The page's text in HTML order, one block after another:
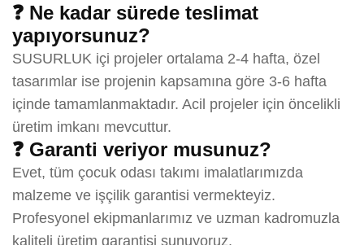
❓ Ne kadar sürede teslimat
yapıyorsunuz?
SUSURLUK içi projeler ortalama 2-4 hafta, özel
tasarımlar ise projenin kapsamına göre 3-6 hafta
içinde tamamlanmaktadır. Acil projeler için öncelikli
üretim imkanı mevcuttur.
❓ Garanti veriyor musunuz?
Evet, tüm çocuk odası takımı imalatlarımızda
malzeme ve işçilik garantisi vermekteyiz.
Profesyonel ekipmanlarımız ve uzman kadromuzla
kaliteli üretim garantisi sunuyoruz.